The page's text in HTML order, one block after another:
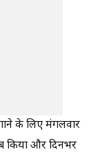
के लिए मंगलवार
किया और दिनभर